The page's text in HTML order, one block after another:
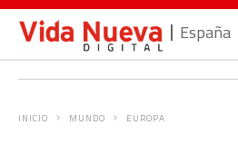
España
INICIO MUNDO EUROPA